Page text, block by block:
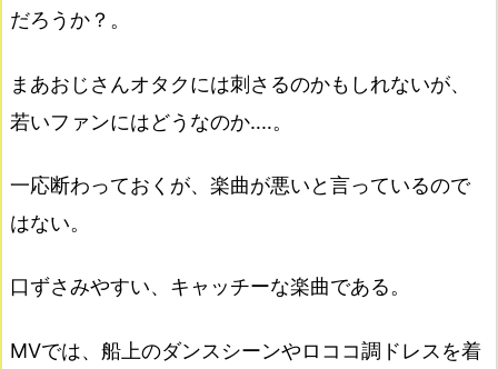
だろうか？。
まあおじさんオタクには刺さるのかもしれないが、
若いファンにはどうなのか‥‥。
一応断わっておくが、楽曲が悪いと言っているので
はない。
口ずさみやすい、キャッチーな楽曲である。
MVでは、船上のダンスシーンやロココ調ドレスを着